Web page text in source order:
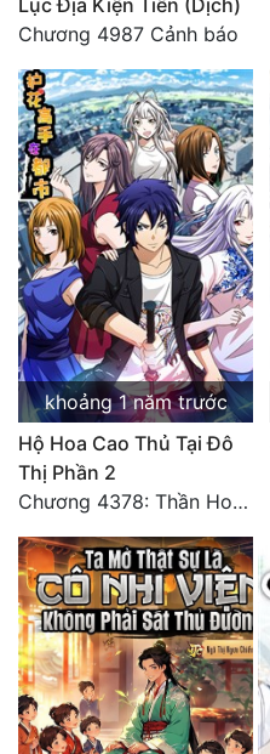
Quân Sự
Sảng Văn
Sắc
Sủng
Thanh Xuân
Tiên Hiệp
Tiểu Thuyết
Trinh Thám
Triều Đấu
Trùng Sinh
Tu Chân
Tu Tiên
Tội Phạm
Vô Địch
Lục Địa Kiện Tiên (Dịch)
Chương 4987 Cảnh báo
khoảng 1 năm trước
Hộ Hoa Cao Thủ Tại Đô
Thị Phần 2
Chương 4378: Thần Hoàng Hạ Thiên (Đại kết cục) (03)